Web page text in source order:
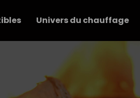
Univers du chauffage